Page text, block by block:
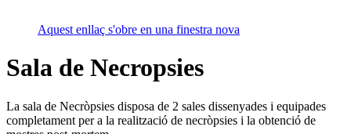
Aquest enllaç s'obre en una finestra nova
Sala de Necropsies
La sala de Necròpsies disposa de 2 sales dissenyades i equipades
completament per a la realització de necròpsies i la obtenció de